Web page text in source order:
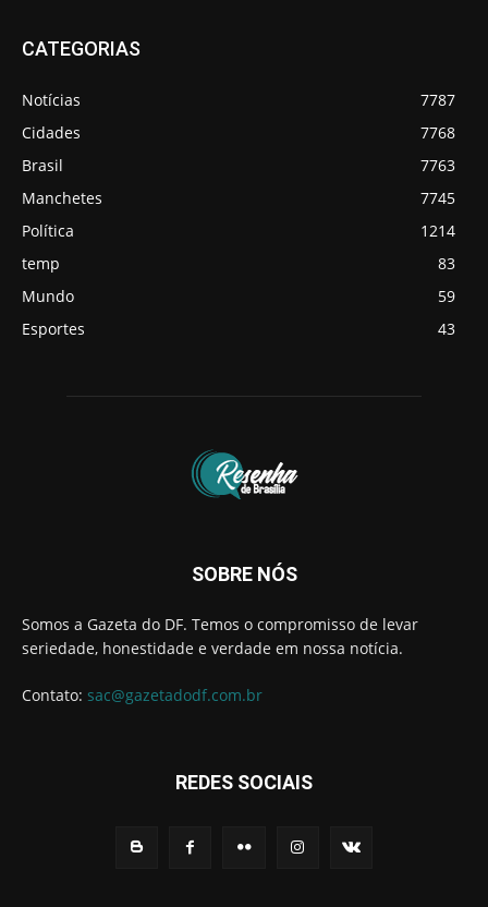
CATEGORIAS
Notícias
7787
Cidades
7768
Brasil
7763
Manchetes
7745
Política
1214
temp
83
Mundo
59
Esportes
43
SOBRE NÓS
Somos a Gazeta do DF. Temos o compromisso de levar
seriedade, honestidade e verdade em nossa notícia.
Contato: sac@gazetadodf.com.br
REDES SOCIAIS